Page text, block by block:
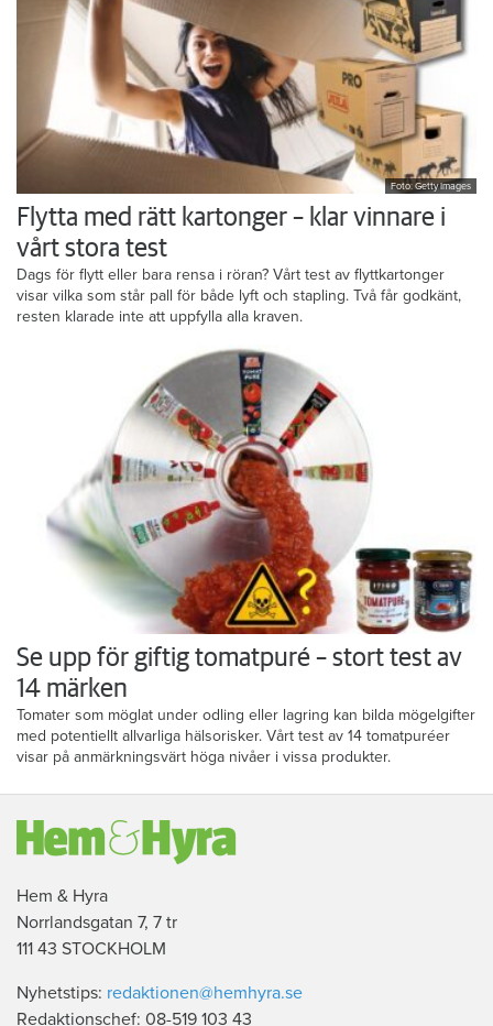
Foto: Getty Images
Flytta med rätt kartonger – klar vinnare i
vårt stora test
Dags för flytt eller bara rensa i röran? Vårt test av flyttkartonger
visar vilka som står pall för både lyft och stapling. Två får godkänt,
resten klarade inte att uppfylla alla kraven.
Se upp för giftig tomatpuré – stort test av
14 märken
Tomater som möglat under odling eller lagring kan bilda mögelgifter
med potentiellt allvarliga hälsorisker. Vårt test av 14 tomatpuréer
visar på anmärkningsvärt höga nivåer i vissa produkter.
Hem & Hyra
Norrlandsgatan 7, 7 tr
111 43 STOCKHOLM
Nyhetstips: redaktionen@hemhyra.se
Redaktionschef: 08-519 103 43